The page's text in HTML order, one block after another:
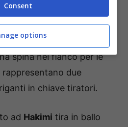
come la generale
ex Napoliad
Fabian Ruiz ed
spina nel fianco per le
rappresentano due
in chiave tiratori.
ad Hakimi tira in ballo
Consent
options